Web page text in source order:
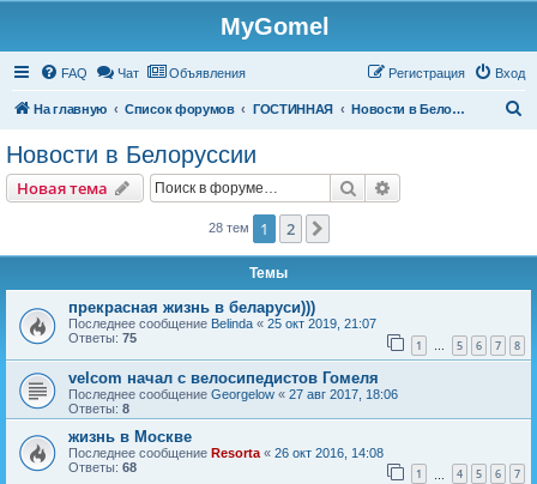
MyGomel
FAQ Чат Объявления Вход
Регистрация
На главную Список форумов ГОСТИННАЯ Новости в Белоруссии
Новости в Белоруссии
Новая тема
Новаятема Поиск
28 тем 1 2
Темы
прекрасная жизнь в беларуси)))
Последнее сообщение Belinda « 25 окт 2019, 21:07
Ответы: 75 1 … 5 6 7 8
velcom начал с велосипедистов Гомеля
Последнее сообщение Georgelow « 27 авг 2017, 18:06
Ответы: 8
жизнь в Москве
Последнее сообщение Resorta « 26 окт 2016, 14:08
Ответы: 68 1 4 5 6 7